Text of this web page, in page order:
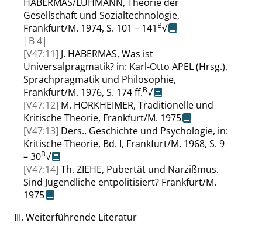
Gesellschaft und Sozialtechnologie,
Frankfurt/M. 1974, S. 101 – 141 B√
| B4|
[V47:11] J. HABERMAS, Was ist
Universalpragmatik? in: Karl-Otto APEL(Hrsg.),
Sprachpragmatik und Philosophie,
Frankfurt/M. 1976, S. 174 ff.B√
[V47:12] M. HORKHEIMER, Traditionelle und
Kritische Theorie, Frankfurt/M. 1975
[V47:13] Ders., Geschichte und Psychologie, in:
Kritische Theorie, Bd. I, Frankfurt/M. 1968, S. 9
– 30B√
[V47:14] Th. ZIEHE, Pubertät und Narzißmus.
Sind Jugendliche entpolitisiert? Frankfurt/M.
1975
III. Weiterführende Literatur